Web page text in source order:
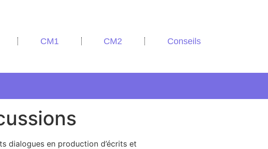
CM1 CM2 Conseils
dialogues en production d’écrits et